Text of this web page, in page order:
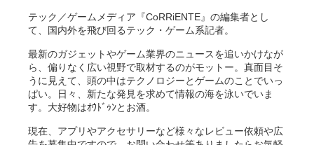
テック／ゲームメディア『CoRRiENTE』の編集者とし
て、国内外を飛び回るテック・ゲーム系記者。
最新のガジェットやゲーム業界のニュースを追いかけなが
ら、偏りなく広い視野で取材するのがモットー。真面目そ
うに見えて、頭の中はテクノロジーとゲームのことでいっ
ぱい。日々、新たな発見を求めて情報の海を泳いでいま
す。大好物はｵｳﾄﾞｩﾝとお酒。
現在、アプリやアクセサリーなど様々なレビュー依頼や広